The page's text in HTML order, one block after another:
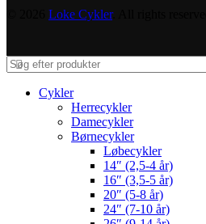
Loke Cykler. All rights reserved
Cykler
Herrecykler
Damecykler
Børnecykler
Løbecykler
14″ (2,5-4 år)
16″ (3,5-5 år)
20″ (5-8 år)
24″ (7-10 år)